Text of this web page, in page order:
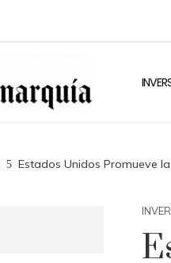
Estados Unidos Promueve